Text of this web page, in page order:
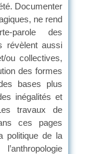
Documenter
ne rend
parole des
révèlent aussi
ou collectives,
des formes
bases plus
inégalités et
travaux de
ces pages
politique de la